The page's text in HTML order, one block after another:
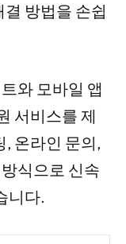
방법을 손쉽
와 모바일 앱
서비스를 제
온라인 문의,
식으로 신속
니다.